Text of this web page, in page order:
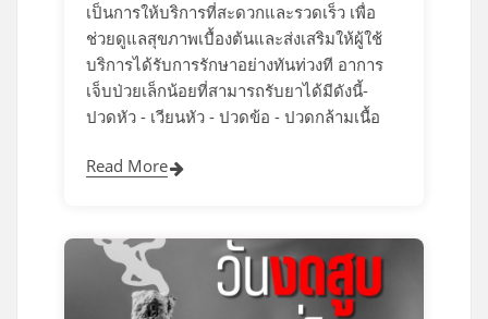
เป็นการให้บริการที่สะดวกและรวดเร็ว เพื่อ
ช่วยดูแลสุขภาพเบื้องต้นและส่งเสริมให้ผู้ใช้
บริการได้รับการรักษาอย่างทันท่วงที อาการ
เจ็บป่วยเล็กน้อยที่สามารถรับยาได้มีดังนี้-
ปวดหัว - เวียนหัว - ปวดข้อ - ปวดกล้ามเนื้อ
Read More